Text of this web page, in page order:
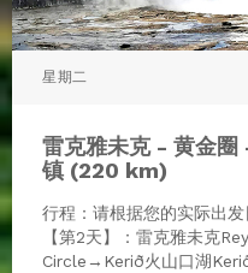
星期二
雷克雅未克 - 黄金
镇 (220 km)
行程：请根据您的实际出
【第2天】：雷克雅未克
Circle→Kerið火山口湖